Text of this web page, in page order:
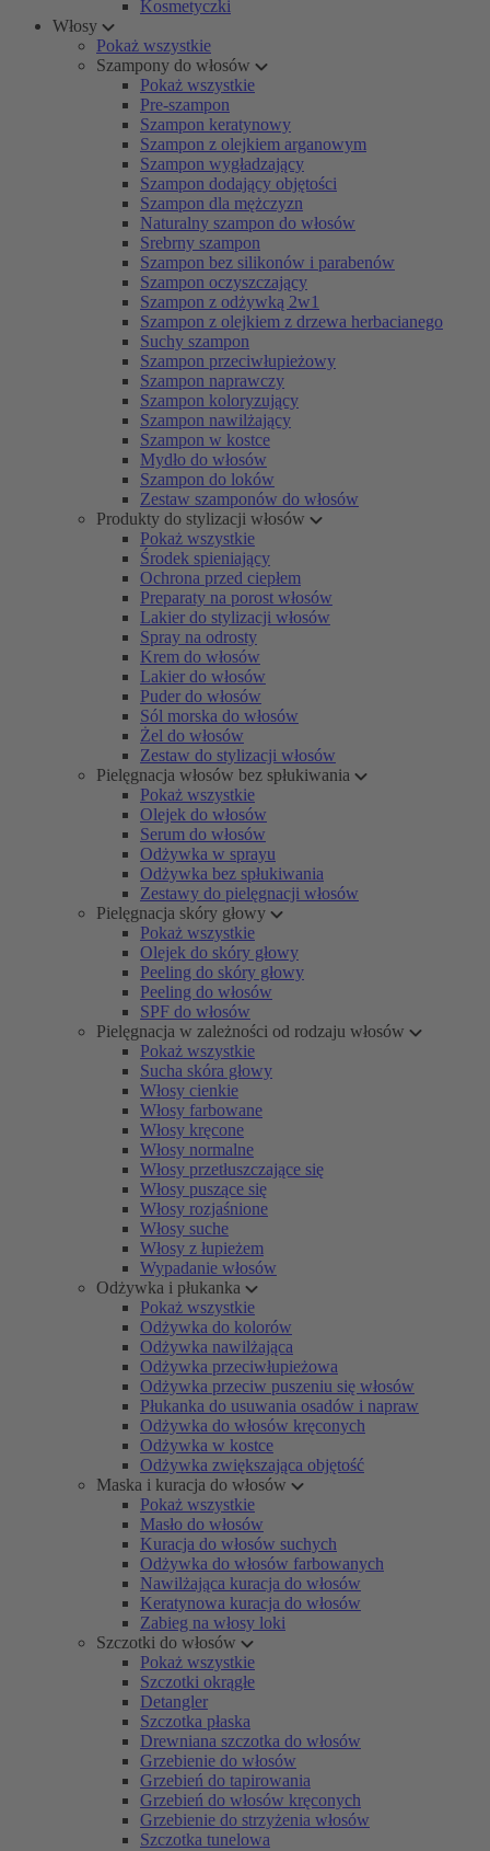
Kosmetyczki
Włosy
Pokaż wszystkie
Szampony do włosów
Pokaż wszystkie
Pre-szampon
Szampon keratynowy
Szampon z olejkiem arganowym
Szampon wygładzający
Szampon dodający objętości
Szampon dla mężczyzn
Naturalny szampon do włosów
Srebrny szampon
Szampon bez silikonów i parabenów
Szampon oczyszczający
Szampon z odżywką 2w1
Szampon z olejkiem z drzewa herbacianego
Suchy szampon
Szampon przeciwłupieżowy
Szampon naprawczy
Szampon koloryzujący
Szampon nawilżający
Szampon w kostce
Mydło do włosów
Szampon do loków
Zestaw szamponów do włosów
Produkty do stylizacji włosów
Pokaż wszystkie
Środek spieniający
Ochrona przed ciepłem
Preparaty na porost włosów
Lakier do stylizacji włosów
Spray na odrosty
Krem do włosów
Lakier do włosów
Puder do włosów
Sól morska do włosów
Żel do włosów
Zestaw do stylizacji włosów
Pielęgnacja włosów bez spłukiwania
Pokaż wszystkie
Olejek do włosów
Serum do włosów
Odżywka w sprayu
Odżywka bez spłukiwania
Zestawy do pielęgnacji włosów
Pielęgnacja skóry głowy
Pokaż wszystkie
Olejek do skóry głowy
Peeling do skóry głowy
Peeling do włosów
SPF do włosów
Pielęgnacja w zależności od rodzaju włosów
Pokaż wszystkie
Sucha skóra głowy
Włosy cienkie
Włosy farbowane
Włosy kręcone
Włosy normalne
Włosy przetłuszczające się
Włosy puszące się
Włosy rozjaśnione
Włosy suche
Włosy z łupieżem
Wypadanie włosów
Odżywka i płukanka
Pokaż wszystkie
Odżywka do kolorów
Odżywka nawilżająca
Odżywka przeciwłupieżowa
Odżywka przeciw puszeniu się włosów
Płukanka do usuwania osadów i napraw
Odżywka do włosów kręconych
Odżywka w kostce
Odżywka zwiększająca objętość
Maska i kuracja do włosów
Pokaż wszystkie
Masło do włosów
Kuracja do włosów suchych
Odżywka do włosów farbowanych
Nawilżająca kuracja do włosów
Keratynowa kuracja do włosów
Zabieg na włosy loki
Szczotki do włosów
Pokaż wszystkie
Szczotki okrągłe
Detangler
Szczotka płaska
Drewniana szczotka do włosów
Grzebienie do włosów
Grzebień do tapirowania
Grzebień do włosów kręconych
Grzebienie do strzyżenia włosów
Szczotka tunelowa